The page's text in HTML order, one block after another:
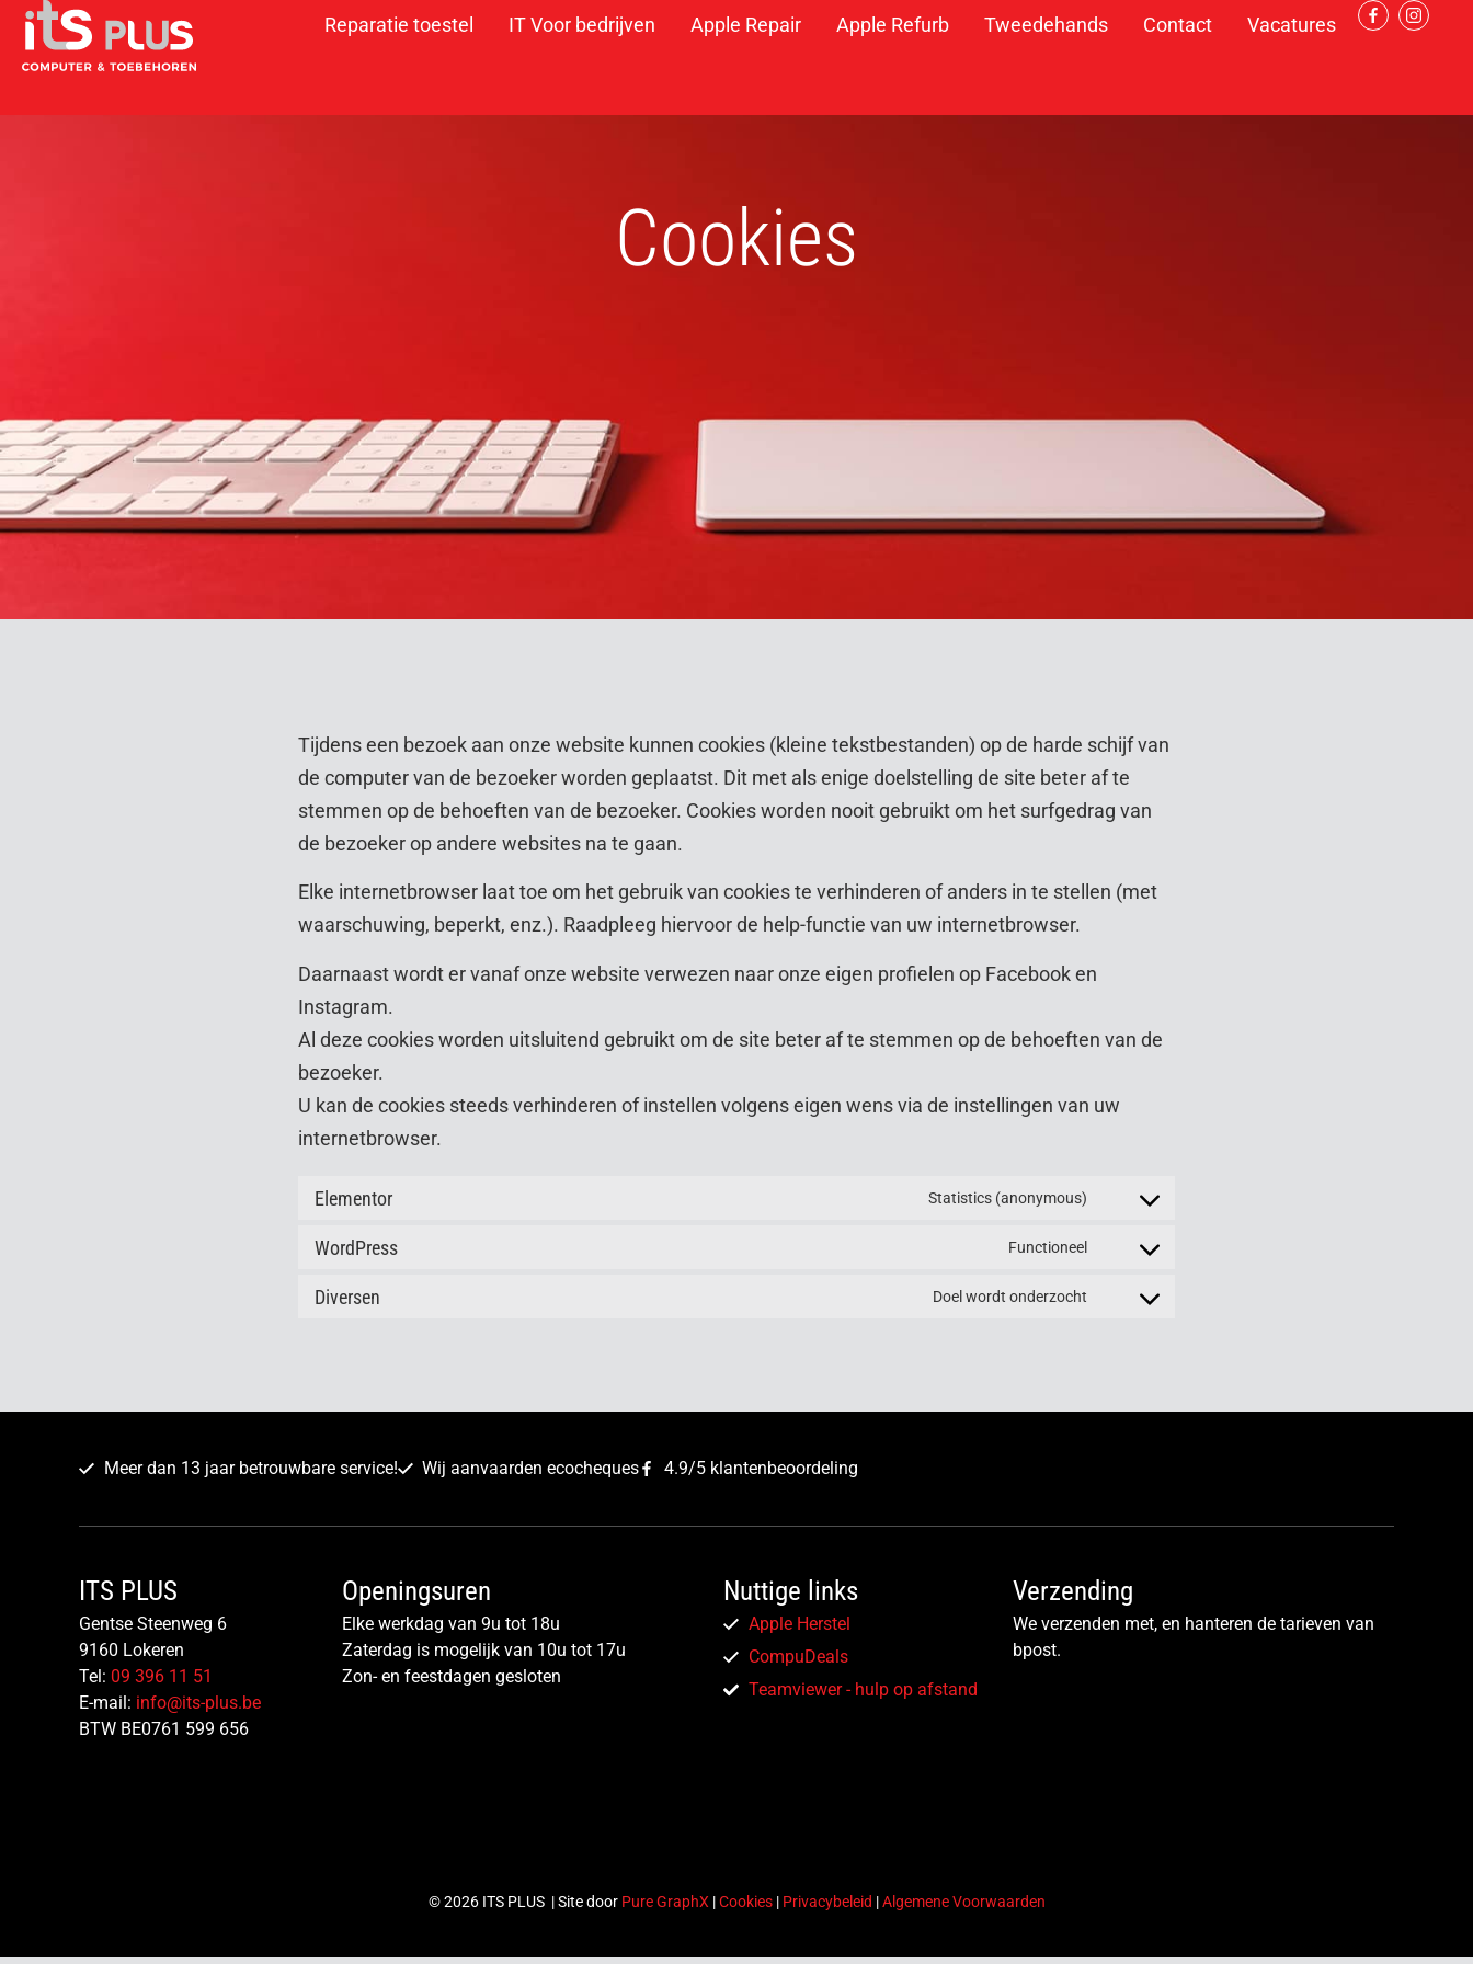
Reparatie toestel IT Voor bedrijven Apple Repair Apple Refurb Tweedehands Contact Vacatures
Cookies
Tijdens een bezoek aan onze website kunnen cookies (kleine tekstbestanden) op de harde schijf van
de computer van de bezoeker worden geplaatst. Dit met als enige doelstelling de site beter af te
stemmen op de behoeften van de bezoeker. Cookies worden nooit gebruikt om het surfgedrag van
de bezoeker op andere websites na te gaan.
Elke internetbrowser laat toe om het gebruik van cookies te verhinderen of anders in te stellen (met
waarschuwing, beperkt, enz.). Raadpleeg hiervoor de help-functie van uw internetbrowser.
Daarnaast wordt er vanaf onze website verwezen naar onze eigen profielen op Facebook en
Instagram.
Al deze cookies worden uitsluitend gebruikt om de site beter af te stemmen op de behoeften van de
bezoeker.
U kan de cookies steeds verhinderen of instellen volgens eigen wens via de instellingen van uw
internetbrowser.
Elementor Statistics (anonymous)
WordPress Functioneel
Diversen Doel wordt onderzocht
Meer dan 13 jaar betrouwbare service! Wij aanvaarden ecocheques 4.9/5 klantenbeoordeling
ITS PLUS
Gentse Steenweg 6
9160 Lokeren
Tel: 09 396 11 51
E-mail: info@its-plus.be
BTW BE0761 599 656
Openingsuren
Elke werkdag van 9u tot 18u
Zaterdag is mogelijk van 10u tot 17u
Zon- en feestdagen gesloten
Nuttige links
Apple Herstel
CompuDeals
Teamviewer - hulp op afstand
Verzending
We verzenden met, en hanteren de tarieven van
bpost.
© 2026 ITS PLUS | Site door Pure GraphX |Cookies| Privacybeleid |Algemene Voorwaarden